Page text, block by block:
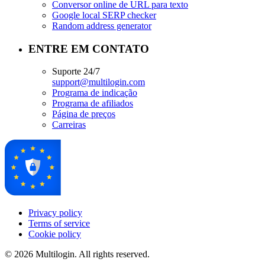
Conversor online de URL para texto
Google local SERP checker
Random address generator
ENTRE EM CONTATO
Suporte 24/7
support@multilogin.com
Programa de indicação
Programa de afiliados
Página de preços
Carreiras
Privacy policy
Terms of service
Cookie policy
© 2026 Multilogin. All rights reserved.